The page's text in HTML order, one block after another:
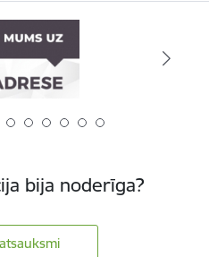
bija noderīga?